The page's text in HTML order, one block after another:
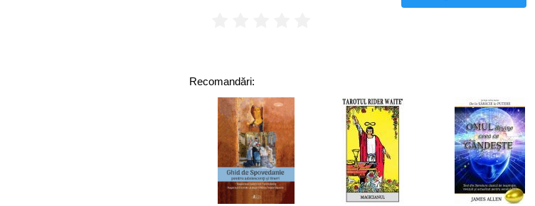
Lider fără funcție s-au vândut în milioane de exemplare și au fost traduse
prea slăbită. Am devenit o societate de nemulțumiți, mofturoși și
hedoniști, care caută peste tot și încontinuu doar confort, plăcere și
lux.„ (Robin Sharma, „Zi de zi erou. Manifestul”)
Ideea cărții a fost inspirată de însăși povestea de viață a lui Robin
Sharma, care, la începutul carierei sale, deși era un avocat de succes,
deși câștiga bine și întrunea teoretic toate condițiile pentru a se considera
un om de succes, se simțea gol pe dinăuntru, nesatisfăcut din punct de
vedere creativ și nu mai reușea să se regăsească. Prin urmare, a
Recomandări: